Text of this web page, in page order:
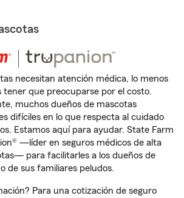
necesitan atención médica, lo menos
tener que preocuparse por el costo.
muchos dueños de mascotas
difíciles en lo que respecta al cuidado
Estamos aquí para ayudar. State Farm
—líder en seguros médicos de alta
para facilitarles a los dueños de
de sus familiares peludos.
Para una cotización de seguro